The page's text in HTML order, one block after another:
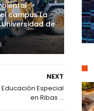
campus La
de
NEXT
Especial
en Ribas …